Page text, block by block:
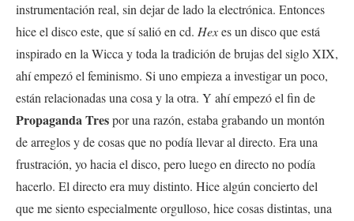
instrumentación real, sin dejar de lado la electrónica. Entonces
hice el disco este, que sí salió en cd. Hexes un disco que está
inspirado en la Wicca y toda la tradición de brujas del siglo XIX,
ahí empezó el feminismo. Si uno empieza a investigar un poco,
están relacionadas una cosa y la otra. Y ahí empezó el fin de
Propaganda Trespor una razón, estaba grabando un montón
de arreglos y de cosas que no podía llevar al directo. Era una
frustración, yo hacia el disco, pero luego en directo no podía
hacerlo. El directo era muy distinto. Hice algún concierto del
que me siento especialmente orgulloso, hice cosas distintas, una